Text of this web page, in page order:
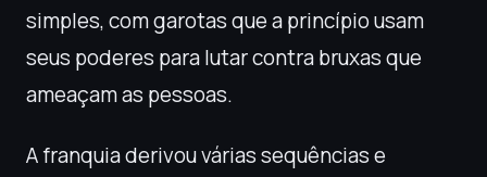
simples, com garotas que a princípio usam
seus poderes para lutar contra bruxas que
ameaçam as pessoas.
A franquia derivou várias sequências e